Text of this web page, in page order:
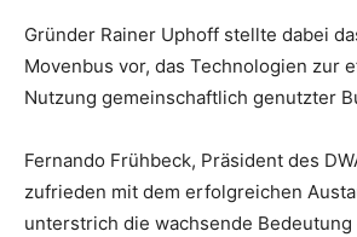
Gründer Rainer Uphoff stellte dabei
Movenbus vor, das Technologien zur
Nutzung gemeinschaftlich genutzter
Fernando Frühbeck, Präsident des
zufrieden mit dem erfolgreichen
unterstrich die wachsende